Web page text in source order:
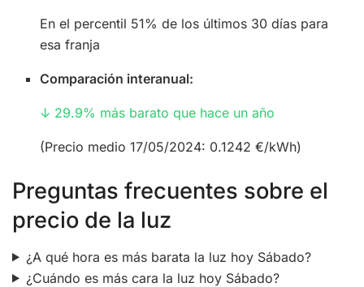
En el percentil 51% de los últimos 30 días para
esa franja
Comparación interanual:
↓ 29.9% más barato que hace un año
(Precio medio 17/05/2024: 0.1242 €/kWh)
Preguntas frecuentes sobre el
precio de la luz
¿A qué hora es más barata la luz hoy Sábado?
¿Cuándo es más cara la luz hoy Sábado?